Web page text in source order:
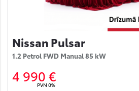
Nissan Pulsar
1.2 Petrol FWD Manual 85 kW
4 990 €
PVN 0%